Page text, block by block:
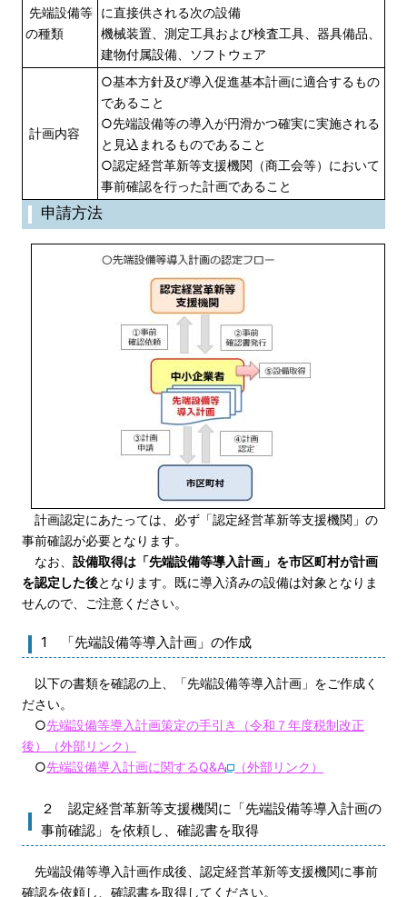
先端設備等
の種類
に直接供される次の設備
機械装置、測定工具および検査工具、器具備品、
建物付属設備、ソフトウェア
計画内容
○基本方針及び導入促進基本計画に適合するもの
であること
○先端設備等の導入が円滑かつ確実に実施される
と見込まれるものであること
○認定経営革新等支援機関（商工会等）において
事前確認を行った計画であること
申請方法
計画認定にあたっては、必ず「認定経営革新等支援機関」の
事前確認が必要となります。
なお、 設備取得は「先端設備等導入計画」を市区町村が計画
を認定した後となります。既に導入済みの設備は対象となりま
せんので、ご注意ください。
1 「先端設備等導入計画」の作成
以下の書類を確認の上、「先端設備等導入計画」をご作成く
ださい。
○先端設備等導入計画策定の手引き（令和７年度税制改正
後）（外部リンク）
○先端設備導入計画に関するQ&A （外部リンク）
２ 認定経営革新等支援機関に「先端設備等導入計画の
事前確認」を依頼し、確認書を取得
先端設備等導入計画作成後、認定経営革新等支援機関に事前
確認を依頼し、確認書を取得してください。